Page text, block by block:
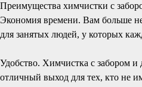
Преимущества химчистки с
Экономия времени. Вам больше
для занятых людей, у которых
Удобство. Химчистка с забором и
отличный выход для тех, кто не